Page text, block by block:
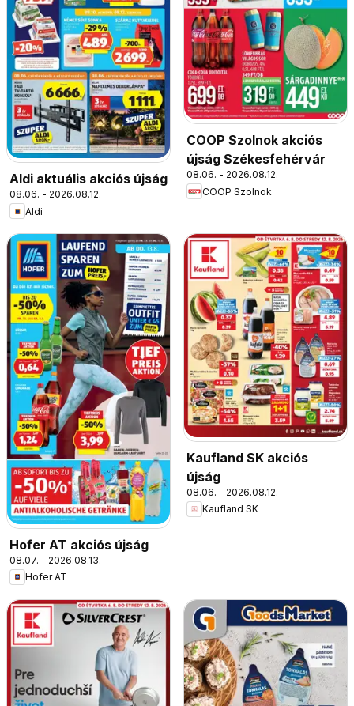
Aldi aktuális akciós újság
08.06. - 2026.08.12.
Aldi
COOP Szolnok akciós
újság Székesfehérvár
08.06. - 2026.08.12.
COOP Szolnok
Hofer AT akciós újság
08.07. - 2026.08.13.
Hofer AT
Kaufland SK akciós
újság
08.06. - 2026.08.12.
Kaufland SK